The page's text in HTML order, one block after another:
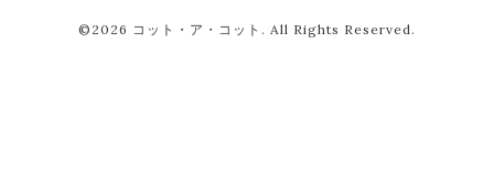
©2026 コット・ア・コット . All Rights Reserved.